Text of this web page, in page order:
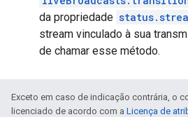
da propriedade
stream vinculado à sua
de chamar esse método.
Exceto em caso de indicação contrária, o
licenciado de acordo com a Licença de